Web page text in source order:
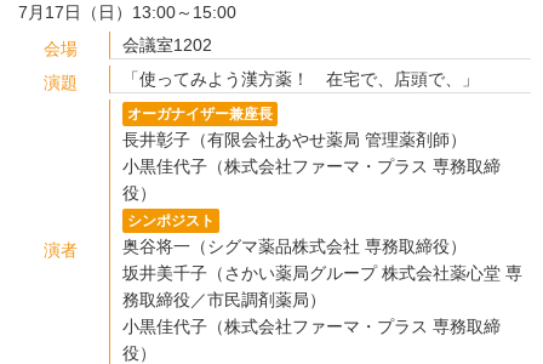
7月17日（日）13:00～15:00
会場
会議室1202
演題
「使ってみよう漢方薬！ 在宅で、店頭で、」
演者
オーガナイザー兼座長
長井彰子（有限会社あやせ薬局 管理薬剤師）
小黒佳代子（株式会社ファーマ・プラス 専務取締
役）
シンポジスト
奥谷将一（シグマ薬品株式会社 専務取締役）
坂井美千子（さかい薬局グループ 株式会社薬心堂 専
務取締役／市民調剤薬局）
小黒佳代子（株式会社ファーマ・プラス 専務取締
役）